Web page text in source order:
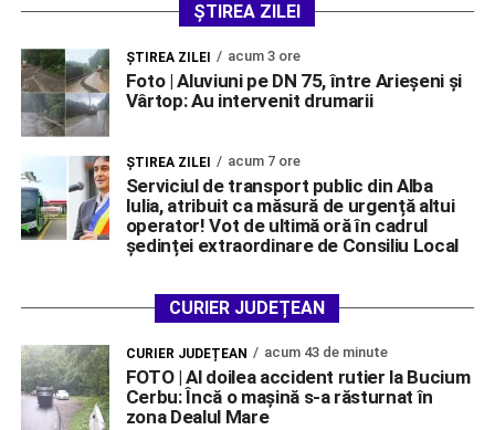
ȘTIREA ZILEI
ŞTIREA ZILEI acum 3 ore
Foto | Aluviuni pe DN 75, între Arieșeni și
Vârtop: Au intervenit drumarii
ŞTIREA ZILEI acum 7 ore
Serviciul de transport public din Alba
Iulia, atribuit ca măsură de urgență altui
operator! Vot de ultimă oră în cadrul
ședinței extraordinare de Consiliu Local
CURIER JUDEȚEAN
CURIER JUDEȚEAN acum 43 de minute
FOTO | Al doilea accident rutier la Bucium
Cerbu: Încă o mașină s-a răsturnat în
zona Dealul Mare